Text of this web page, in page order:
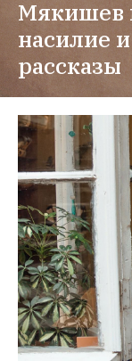
Мякишев
насилие
рассказы